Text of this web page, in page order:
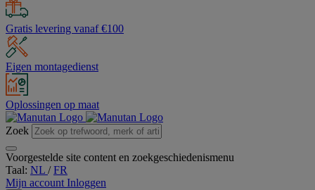
Gratis levering vanaf €100
Eigen montagedienst
Oplossingen op maat
Zoek
Voorgestelde site content en zoekgeschiedenismenu
Taal: NL /FR
Mijn account Inloggen